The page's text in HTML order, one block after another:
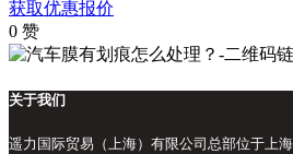
获取优惠报价
0 赞
关于我们
遥力国际贸易（上海）有限公司总部位于上